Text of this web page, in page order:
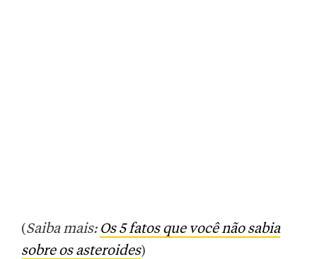
(Saiba mais: Os 5 fatos que você não sabia
sobre os asteroides)